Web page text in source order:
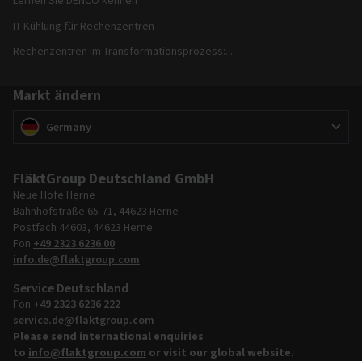
IT Kühlung für Rechenzentren
Rechenzentren im Transformationsprozess:...
Markt ändern
Markt ändern
(Germany)
FläktGroup Deutschland GmbH
Neue Höfe Herne
Bahnhofstraße 65-71, 44623 Herne
Postfach 44603, 44623 Herne
Fon +49 2323 6236 00
info.de@flaktgroup.com
Service Deutschland
Fon +49 2323 6236 222
service.de@flaktgroup.com
Please send international enquiries
to info@flaktgroup.com or visit our global website.